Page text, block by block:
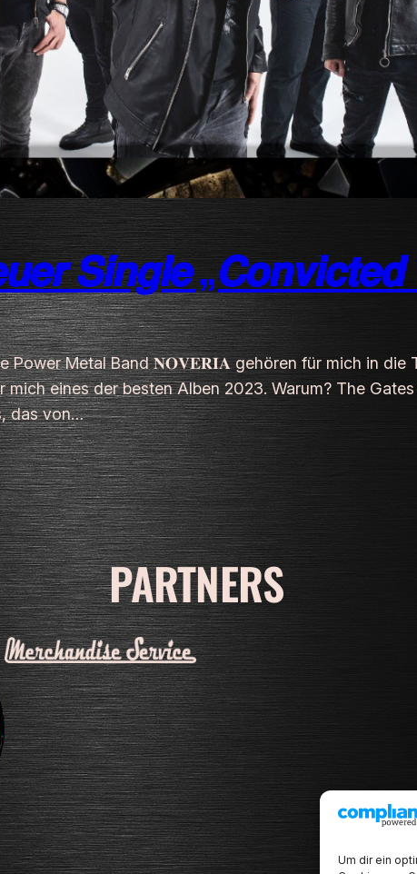
Um dir ein
𝙎𝙞𝙣𝙜𝙡𝙚 „𝘾𝙤𝙣𝙫𝙞𝙘𝙩𝙚𝙙
Power Metal Band 𝐍𝐎𝐕𝐄𝐑𝐈𝐀 gehören für mich in die
eines der besten Alben 2023. Warum? The
das von…
PARTNERS